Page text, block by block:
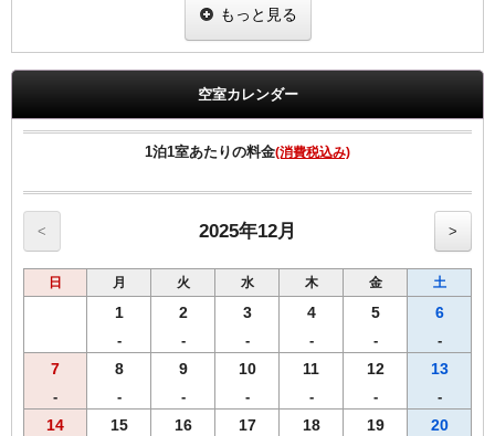
ＬＵＸ シャンプー＆コンディショナー ※内容については変更
になることもあります。ご了承下さい。
別途申し受けますのであらかじめご了承願います。
※表示料金に宿泊税は含まれておりません。
【宿泊税額：室料(税別）お1人様1泊あたり】
もっと見る
空室カレンダー
1泊1室あたりの料金(消費税込み)
< 2025年12月 >
日 月 火 水 木 金 土
1
-
2
-
3
-
4
-
5
-
6
-
7
-
8
-
9
-
10
-
11
-
12
-
13
-
14 15 16 17 18 19 20